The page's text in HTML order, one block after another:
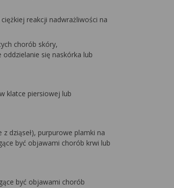
reakcji nadwrażliwości na
chorób skóry,
oddzielanie się naskórka lub
klatce piersiowej lub
dziąseł), purpurowe plamki na
być objawami chorób krwi lub
być objawami chorób